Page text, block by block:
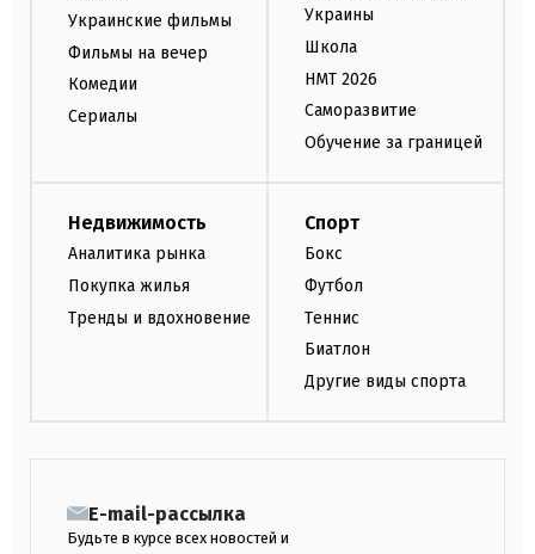
Украинские фильмы
Фильмы на вечер
Комедии
Сериалы
Украины
Школа
НМТ 2026
Саморазвитие
Обучение за границей
Недвижимость
Аналитика рынка
Покупка жилья
Тренды и вдохновение
Спорт
Бокс
Футбол
Теннис
Биатлон
Другие виды спорта
E-mail-рассылка
Будьте в курсе всех новостей и